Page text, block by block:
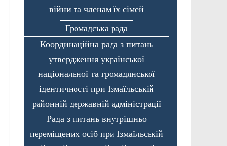
війни та членам їх сімей
Громадська рада
Координаційна рада з питань
утвердження української
національної та громадянської
ідентичності при Ізмаїльській
районній державній адміністрації
Рада з питань внутрішньо
переміщених осіб при Ізмаїльській